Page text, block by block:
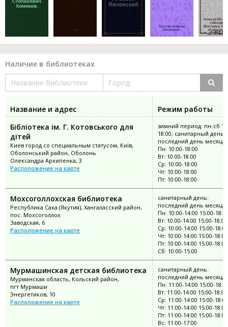
Наличие в библиотеках
Название и адрес
Режим работы
Бібліотека ім. Г. Котовського для
дітей
Киев город со специальным статусом, Київ,
Оболонський район, Оболонь
Олександра Архипенка, 3
Расположение на карте
зимний период: пн-сб
18:00; санитарный день:
последний день месяца
Пн: 10:00-18:00
Вт: 10:00-18:00
Ср: 10:00-18:00
Чт: 10:00-18:00
Пт: 10:00-18:00
Мохсоголлохская библиотека
Республика Саха (Якутия), Хангаласский район,
пос. Мохсоголлох
Заводская, 6
Расположение на карте
санитарный день:
последний день месяца
Пн: 10:00-14:00 15:00-
Вт: 10:00-14:00 15:00-18:00
Ср: 10:00-14:00 15:00-18:00
Чт: 10:00-14:00 15:00-18:00
Пт: 10:00-14:00 15:00-18:00
Сб: 10:00-15:00
Мурмашинская детская библиотека
Мурманская область, Кольский район,
пгт Мурмаши
Энергетиков, 10
Расположение на карте
санитарный день:
последний день месяца
Пн: 11:00-14:00 15:00-
Вт: 11:00-14:00 15:00-18:00
Ср: 11:00-14:00 15:00-18:00
Чт: 11:00-14:00 15:00-18:00
Пт: 11:00-14:00 15:00-18:00
Вс: 11:00-17:00